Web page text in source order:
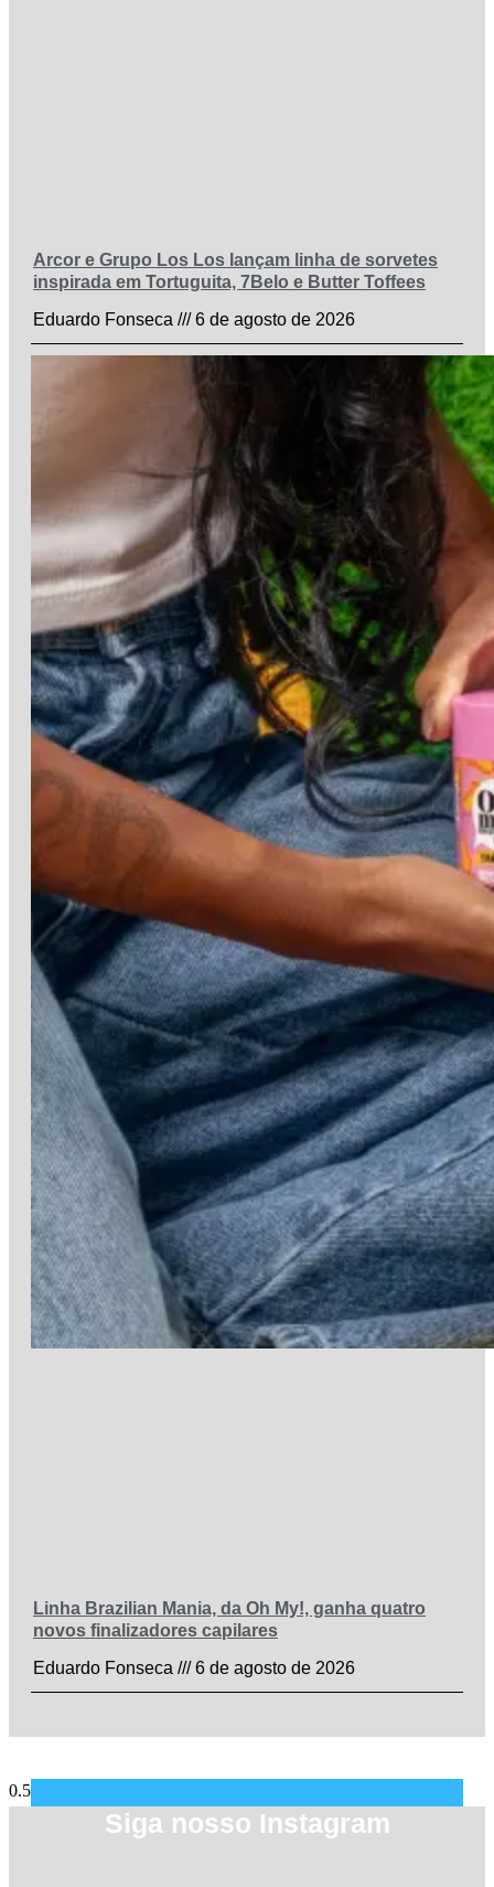
Arcor e Grupo Los Los lançam linha de sorvetes
inspirada em Tortuguita, 7Belo e Butter Toffees
Eduardo Fonseca
6 de agosto de 2026
Linha Brazilian Mania, da Oh My!, ganha quatro
novos finalizadores capilares
Eduardo Fonseca
6 de agosto de 2026
Siga nosso Instagram